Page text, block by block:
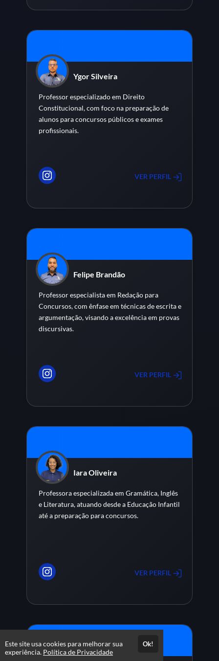
Ygor Silveira
Professor especializado em Direito
Constitucional, com foco na preparação de
alunos para concursos públicos e exames
profissionais.
VER PERFIL
Felipe Brandão
Professor especialista em Redação para
Concursos, com ênfase em técnicas de escrita e
argumentação, visando a excelência em provas
discursivas.
VER PERFIL
Iara Oliveira
Professora especializada em Gramática, Inglês
e Literatura, atuando desde a Educação Infantil
até a preparação para concursos.
VER PERFIL
Este site usa cookies para melhorar sua
experiência. Política de Privacidade
Ok!